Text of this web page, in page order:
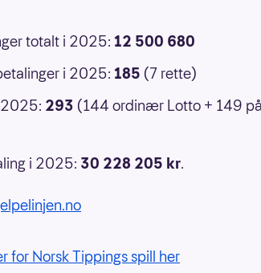
totalt i 2025: 12 500 680
i 2025: 185 (7 rette)
293 (144 ordinær Lotto + 149
i 2025: 30 228 205 kr.
for Norsk Tippings spill her